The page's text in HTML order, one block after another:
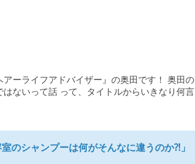
ーライフアドバイザー』の奥田です！ 奥田
ないって話 って、タイトルからいきなり何言
のシャンプーは何がそんなに違うのか⁈」